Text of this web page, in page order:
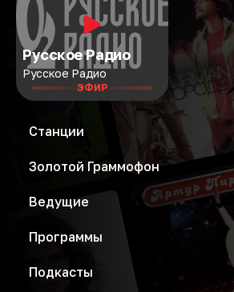
Русское Радио
Русское Радио
ЭФИР
Станции
Золотой Граммофон
Ведущие
Программы
Подкасты